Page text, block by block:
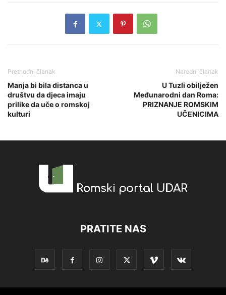
Prethodni članak
Manja bi bila distanca u
društvu da djeca imaju
prilike da uče o romskoj
kulturi
Naredni članak
U Tuzli obilježen
Međunarodni dan Roma:
PRIZNANJE ROMSKIM
UČENICIMA
PRATITE NAS